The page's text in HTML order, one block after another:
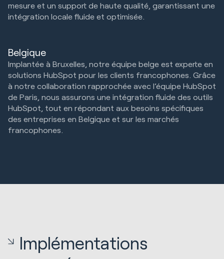
mesure et un support de haute qualité, garantissant une
intégration locale fluide et optimisée.
Belgique
Implantée à Bruxelles, notre équipe belge est experte en
solutions HubSpot pour les clients francophones. Grâce
à notre collaboration rapprochée avec l’équipe HubSpot
de Paris, nous assurons une intégration fluide des outils
HubSpot, tout en répondant aux besoins spécifiques
des entreprises en Belgique et sur les marchés
francophones.
Implémentations